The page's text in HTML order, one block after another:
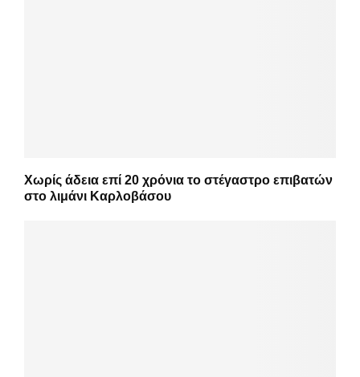
Χωρίς άδεια επί 20 χρόνια το στέγαστρο επιβατών
στο λιμάνι Καρλοβάσου